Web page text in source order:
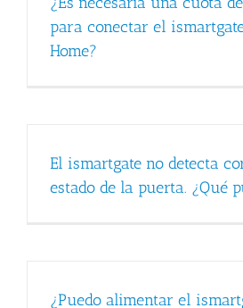
para conectar el
Home?
El ismartgate no detecta
estado de la puerta. ¿Qué
¿Puedo alimentar el